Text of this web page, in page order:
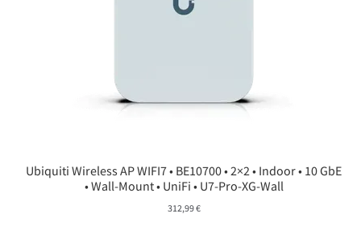
Ubiquiti Wireless AP WIFI7 • BE10700 • 2×2 • Indoor • 10 GbE
• Wall-Mount • UniFi • U7-Pro-XG-Wall
312,99€